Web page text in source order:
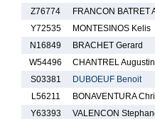
Z76774
FRANCON BATRET
Y72535
MONTESINOS Kelis
N16849
BRACHET Gerard
W54496
CHANTREL Augustin
S03381
DUBOEUF Benoit
L56211
BONAVENTURA
Y63393
VALENCON